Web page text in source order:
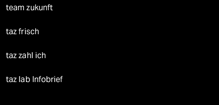
team zukunft
taz frisch
taz zahl ich
taz lab Infobrief